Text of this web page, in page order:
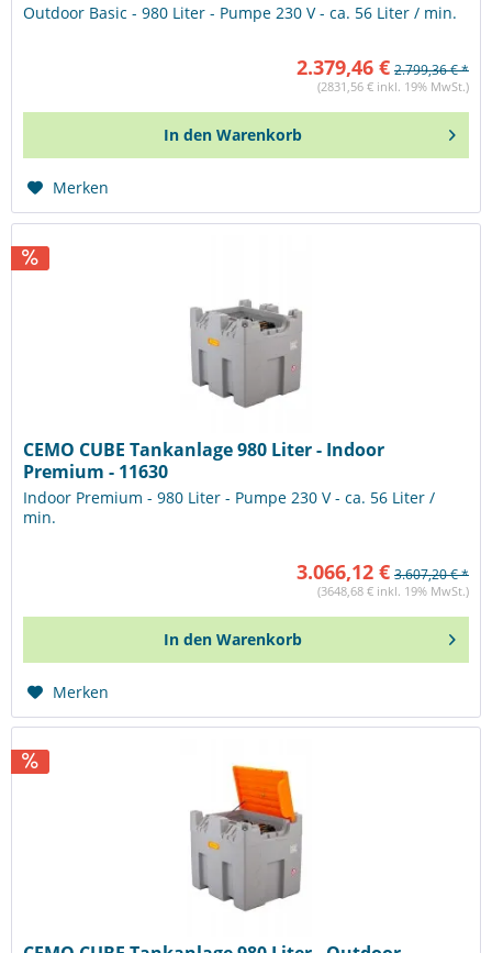
Outdoor Basic - 980 Liter - Pumpe 230 V - ca. 56 Liter / min.
2.379,46 € 2.799,36 € *
(2831,56 € inkl. 19% MwSt.)
In den Warenkorb
Merken
CEMO CUBE Tankanlage 980 Liter - Indoor
Premium - 11630
Indoor Premium - 980 Liter - Pumpe 230 V - ca. 56 Liter /
min.
3.066,12 € 3.607,20 € *
(3648,68 € inkl. 19% MwSt.)
In den Warenkorb
Merken